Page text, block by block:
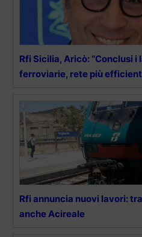
Rfi Sicilia, Aricò: “Conclusi
ferroviarie, rete più
Rfi annuncia nuovi lavori:
anche Acireale